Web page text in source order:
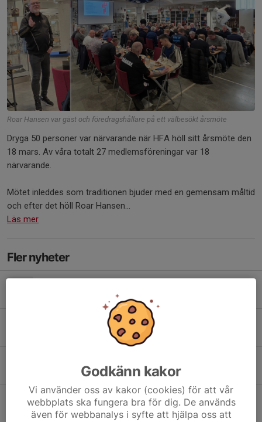
Roar Hansen var gäst och föredragshållare på ett välbesökt årsmöte
Dryga 50 personer var närvarande när HFA höll sitt årsmöte den
18 mars. Av våra totalt 27 medlemsföreningar var 18
närvarande.
Mötet inleddes som traditionen bjuder med en gemensam måltid
och efter det höll Roar Hansen...
Läs mer
Fler nyheter
Viktig information om LOK-stödet
0
10 jan, 22:49 0
Save the date - ordförandekonferens
23 okt 2025 0
Godkänn kakor
Vi använder oss av kakor (cookies) för att vår
webbplats ska fungera bra för dig. De används
även för webbanalys i syfte att hjälpa oss att